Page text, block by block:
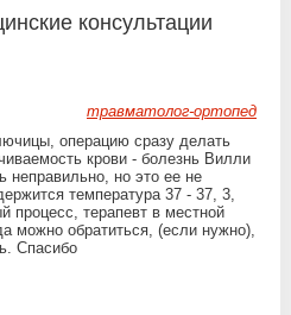
консультации
травматолог-ортопед
операцию сразу делать
крови - болезнь Вилли
неправильно, но это ее не
температура 37 - 37, 3,
процесс, терапевт в местной
можно обратиться, (если нужно),
Спасибо